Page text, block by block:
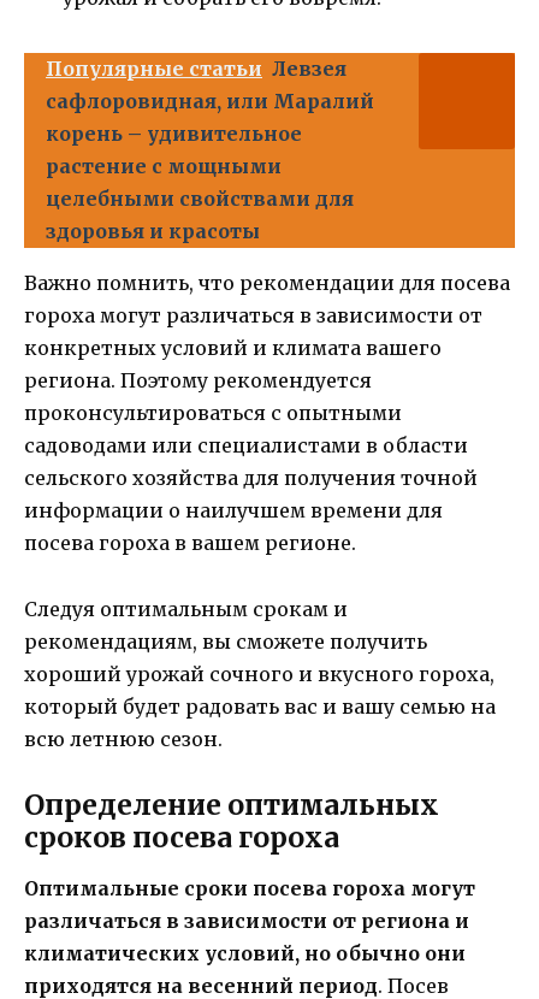
Популярные статьи Левзея
сафлоровидная, или Маралий
корень – удивительное
растение с мощными
целебными свойствами для
здоровья и красоты
Важно помнить, что рекомендации для посева
гороха могут различаться в зависимости от
конкретных условий и климата вашего
региона. Поэтому рекомендуется
проконсультироваться с опытными
садоводами или специалистами в области
сельского хозяйства для получения точной
информации о наилучшем времени для
посева гороха в вашем регионе.
Следуя оптимальным срокам и
рекомендациям, вы сможете получить
хороший урожай сочного и вкусного гороха,
который будет радовать вас и вашу семью на
всю летнюю сезон.
Определение оптимальных
сроков посева гороха
Оптимальные сроки посева гороха могут
различаться в зависимости от региона и
климатических условий, но обычно они
приходятся на весенний период. Посев